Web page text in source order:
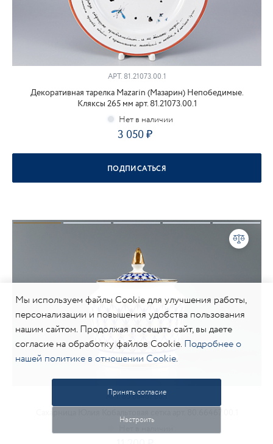
АРТ.81.21073.00.1
Декоративная тарелка Mazarin (Мазарин) Непобедимые.
Кляксы 265 мм арт. 81.21073.00.1
3 050
ПОДПИСАТЬСЯ
АРТ.80.66467.00.1
Мы используем файлы Cookie для улучшения работы,
персонализации и повышения удобства пользования
нашим сайтом. Продолжая посещать сайт, вы даете
согласие на обработку файлов Cookie. Подробнее о
нашей политике в отношении Cookie.
Принять согласие
Настроить